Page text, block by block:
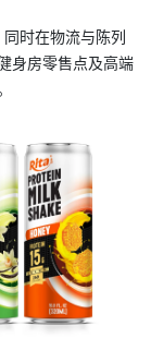
时在物流与陈列
身房零售点及高端